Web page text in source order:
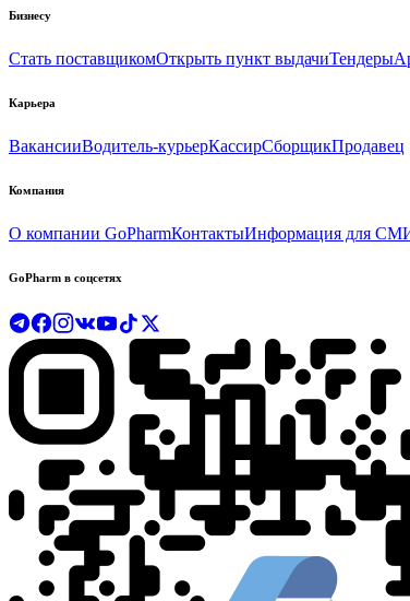
Бизнесу
Стать поставщикомОткрыть пункт выдачиТендеры
Карьера
ВакансииВодитель-курьерКассирСборщикПродавец
Компания
О компании GoPharmКонтактыИнформация для
GoPharm в соцсетях